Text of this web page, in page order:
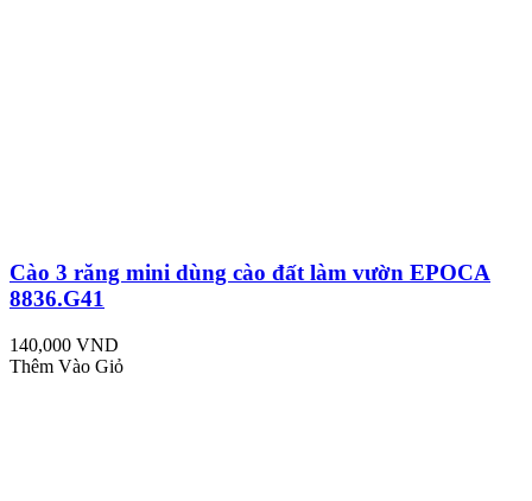
Cào 3 răng mini dùng cào đất làm vườn EPOCA
8836.G41
140,000 VND
Thêm Vào Giỏ